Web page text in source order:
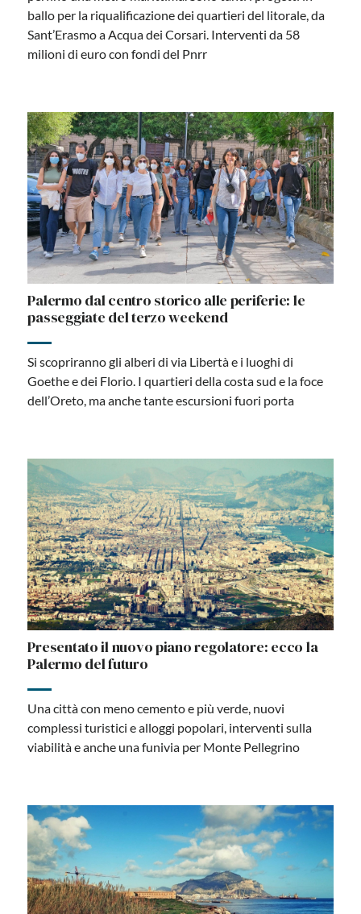
ballo per la riqualificazione dei quartieri del litorale, da
Sant’Erasmo a Acqua dei Corsari. Interventi da 58
milioni di euro con fondi del Pnrr
Palermo dal centro storico alle periferie: le
passeggiate del terzo weekend
Si scopriranno gli alberi di via Libertà e i luoghi di
Goethe e dei Florio. I quartieri della costa sud e la foce
dell’Oreto, ma anche tante escursioni fuori porta
Presentato il nuovo piano regolatore: ecco la
Palermo del futuro
Una città con meno cemento e più verde, nuovi
complessi turistici e alloggi popolari, interventi sulla
viabilità e anche una funivia per Monte Pellegrino